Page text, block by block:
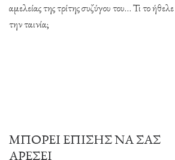
αμελείας της τρίτης συζύγου του… Τι το
την ταινία;
ΜΠΟΡΕΊ ΕΠΊΣΗΣ ΝΑ ΣΑΣ
ΑΡΈΣΕΙ